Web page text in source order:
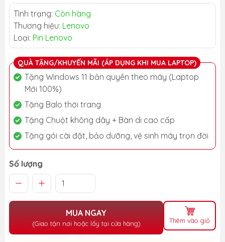
Tình trạng: Còn hàng
Thương hiệu: Lenovo
Loại: Pin Lenovo
QUÀ TẶNG/KHUYẾN MÃI (ÁP DỤNG KHI MUA LAPTOP)
Tặng Windows 11 bản quyền theo máy (Laptop
Mới 100%)
Tặng Balo thời trang
Tặng Chuột không dây + Bàn di cao cấp
Tặng gói cài đặt, bảo dưỡng, vệ sinh máy trọn đời
Số lượng
MUA NGAY
(Giao tận nơi hoặc lấy tại cửa hàng) Thêm vào giỏ